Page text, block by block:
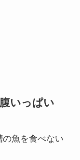
いっぱい
魚を食べない